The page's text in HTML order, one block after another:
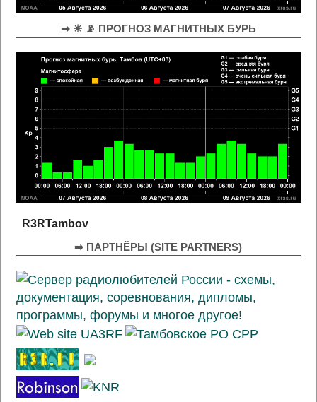
➡ ☀ 📡 ПРОГНОЗ МАГНИТНЫХ БУРЬ
R3RTambov
➡ ПАРТНЁРЫ (SITE PARTNERS)